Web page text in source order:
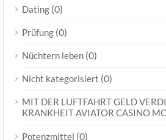
Dating (0)
Prüfung (0)
Nüchtern leben (0)
Nicht kategorisiert (0)
MIT DER LUFTFAHRT GELD
KRANKHEIT AVIATOR CASINO
Potenzmittel (0)